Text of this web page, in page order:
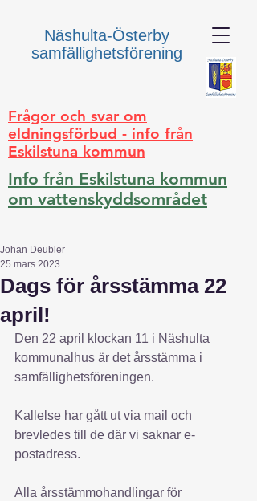
Näshulta-Österby
samfällighetsförening
Info från Eskilstuna kommun
om vattenskyddsområdet
Frågor och svar om
eldningsförbud - info från
Eskilstuna kommun
Dags för årsstämma 22
april!
Johan Deubler
25 mars 2023
Den 22 april klockan 11 i Näshulta
kommunalhus är det årsstämma i
samfällighetsföreningen.
Kallelse har gått ut via mail och
brevledes till de där vi saknar e-
postadress.
Alla årsstämmohandlingar för